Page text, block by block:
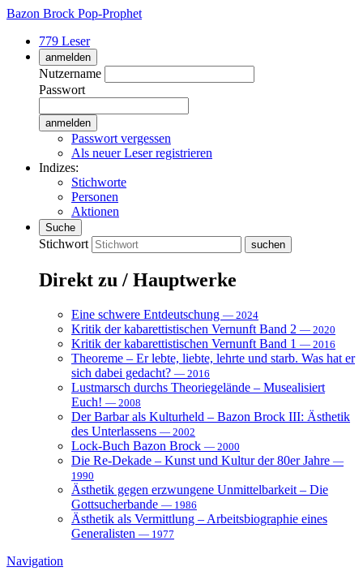
Bazon Brock Pop-Prophet
779 Leser
anmelden
Nutzername
Passwort
Passwort vergessen
Als neuer Leser registrieren
Indizes:
Stichworte
Personen
Aktionen
Suche
Stichwort
Direkt zu / Hauptwerke
Eine schwere Entdeutschung — 2024
Kritik der kabarettistischen Vernunft Band 2 — 2020
Kritik der kabarettistischen Vernunft Band 1 — 2016
Theoreme – Er lebte, liebte, lehrte und starb. Was hat er
sich dabei gedacht? — 2016
Lustmarsch durchs Theoriegelände – Musealisiert
Euch! — 2008
Der Barbar als Kulturheld – Bazon Brock III: Ästhetik
des Unterlassens — 2002
Lock-Buch Bazon Brock — 2000
Die Re-Dekade – Kunst und Kultur der 80er Jahre —
1990
Ästhetik gegen erzwungene Unmittelbarkeit – Die
Gottsucherbande — 1986
Ästhetik als Vermittlung – Arbeitsbiographie eines
Generalisten — 1977
Navigation